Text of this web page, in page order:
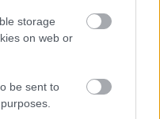
storage
on web or
be sent to
15 18:00